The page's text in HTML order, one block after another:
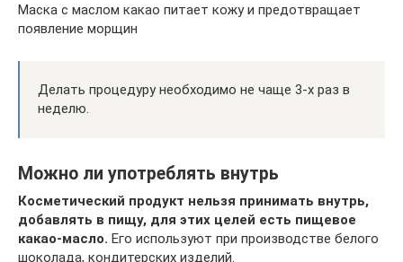
Маска с маслом какао питает кожу и предотвращает
появление морщин
Делать процедуру необходимо не чаще 3-х раз в
неделю.
Можно ли употреблять внутрь
Косметический продукт нельзя принимать внутрь,
добавлять в пищу, для этих целей есть пищевое
какао-масло. Его используют при производстве белого
шоколада, кондитерских изделий.